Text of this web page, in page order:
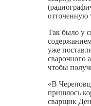
отточенную
Так было у
уже
сварочного
чтобы
«В
пришлось
сварщик